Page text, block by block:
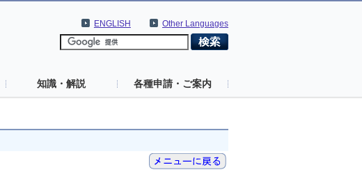
Other Languages
ENGLISH
知識・解説 各種申請・ご案内